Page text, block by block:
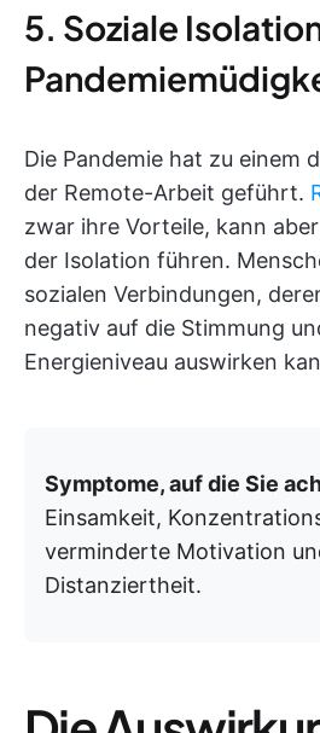
5. Soziale
Die Pandemie hat zu einem
der Remote-Arbeit geführt.
zwar ihre Vorteile, kann
der Isolation führen.
sozialen Verbindungen,
negativ auf die Stimmung
Energieniveau auswirken
Symptome, auf die Sie
Einsamkeit,
verminderte Motivation
Distanziertheit.